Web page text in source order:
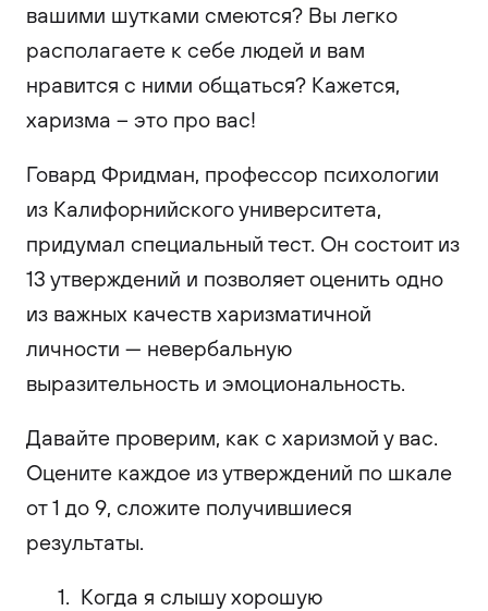
вашими шутками смеются? Вы легко
располагаете к себе людей и вам
нравится с ними общаться? Кажется,
харизма – это про вас!
Говард Фридман, профессор психологии
из Калифорнийского университета,
придумал специальный тест. Он состоит из
13 утверждений и позволяет оценить одно
из важных качеств харизматичной
личности — невербальную
выразительность и эмоциональность.
Давайте проверим, как с харизмой у вас.
Оцените каждое из утверждений по шкале
от 1 до 9, сложите получившиеся
результаты.
Когда я слышу хорошую